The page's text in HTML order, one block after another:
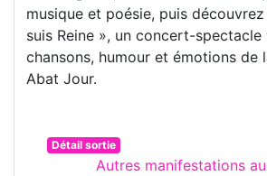
musique et poésie, puis
suis Reine », un concert-
chansons, humour et émotions de
Abat Jour.
Détail sortie
Autres manifestations